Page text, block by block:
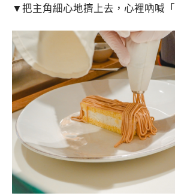
▼把主角細心地擠上去，心裡吶喊「